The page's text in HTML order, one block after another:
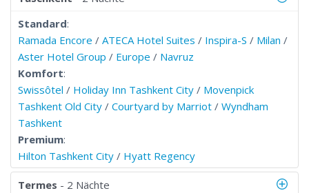
Standard:
Ramada Encore / ATECA Hotel Suites / Inspira-S / Milan /
Aster Hotel Group / Europe / Navruz
Komfort:
Swissôtel / Holiday Inn Tashkent City / Movenpick
Tashkent Old City / Courtyard by Marriot / Wyndham
Tashkent
Premium:
Hilton Tashkent City / Hyatt Regency
Termes - 2 Nächte